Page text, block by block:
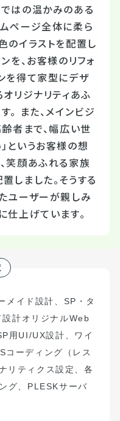
はの温かみのある
ページ全体に柔ら
のイラストを配置し
を、お客様のリフォ
を得て家型にデザ
オリジナリティあふ
。 また、メインビジ
齢者まで、幅広い世
というお客様の想
笑顔あふれる家族
しました。そうする
ユーザーが親しみ
仕上げています。
メイド設計 SP ・タ
設計オリジナルWeb
用 UI/UX設計、ワイ
コーディング（ レス
リティクス設定、各
グ、 PLESKサーバ